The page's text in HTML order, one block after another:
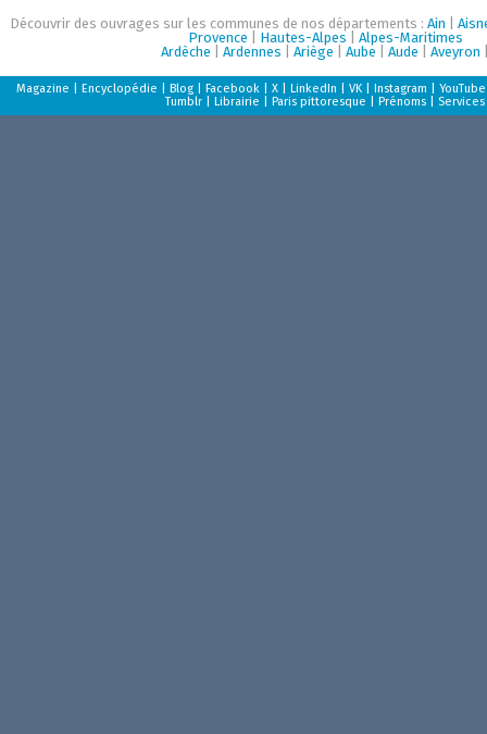
Découvrir des ouvrages sur les communes de nos départements :Ain |
Provence
Hautes-Alpes
Alpes-Maritimes
Ardèche |Ardennes |Ariège |Aube |Aude |Aveyron
Magazine |Encyclopédie |Blog |Facebook |X |LinkedIn |VK |Instagram |YouTube
Tumblr |Librairie |Paris pittoresque |Prénoms Services